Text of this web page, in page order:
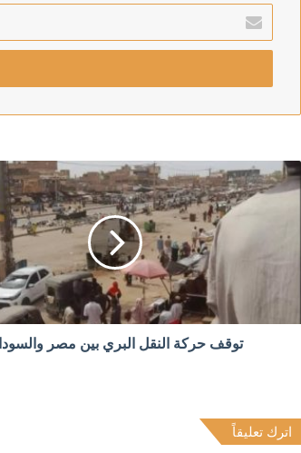
مخاوف أمنية تدفع الجيش الأمريكي
نتنياهو يوجه سلاح الجو للرد على
“رويترز”: الحوثيون يدرسون فرض رسوم
منذ 4 ساعات
بريدك
الإلكتروني
توقف حركة النقل البري بين مصر
اترك تعليقاً